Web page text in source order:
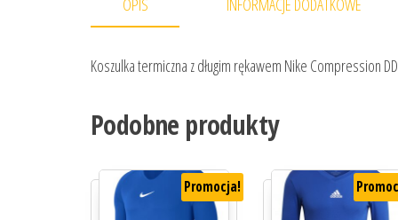
Koszulka termiczna z długim rękawem Nike Compression
Podobne produkty
Promocja!